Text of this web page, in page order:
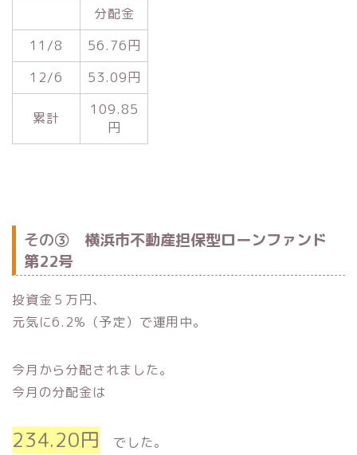
分配金
11/8
56.76円
12/6
53.09円
累計
109.85
円
その③ 横浜市不動産担保型ローンファンド
第22号
投資金５万円、
元気に6.2%（予定）で運用中。
今月から分配されました。
今月の分配金は
234.20円 でした。